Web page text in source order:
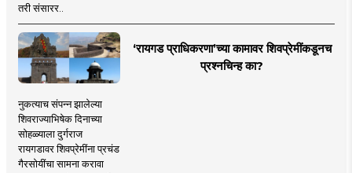
तरी संसारर..
‘रायगड प्राधिकरणा’च्या कामावर शिवप्रेमींकडूनच
प्रश्नचिन्ह का?
नुकत्याच संपन्न झालेल्या
शिवराज्याभिषेक दिनाच्या
सोहळ्याला दुर्गराज
रायगडावर शिवप्रेमींना प्रचंड
गैरसोयींचा सामना करावा